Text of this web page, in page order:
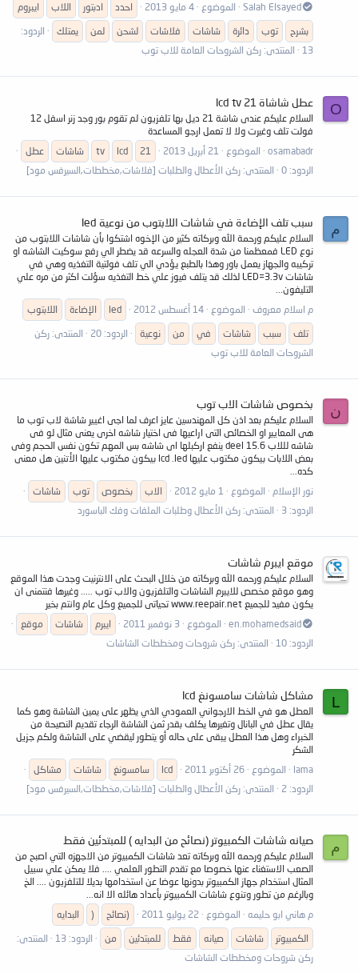
Salah Elsayed
الموضوع 4 مايو 2013 احدد ادبتور اللاب
ايبروم
بشرح
توب دائرة شاشات فلاشات لشحن لمن يمتلك
الردود:
13
المنتدى: ركن الشروحات العامة للاب توب
O عطل شاشاة 21 lcd tv
السلام عليكم عندى شاشة 21 ديل بها تلفزيون لم تقوم بور وجد زنر اسفل 12
فولت تلف وغيرت ولا لا تعمل ارجو المساعدة
osamabadr
الموضوع 21 أبريل 2013 21
lcd
tv شاشات
عطل
الردود: 0
المنتدى: ركن الأعطال والطلبات [فلاشات,مخططات,السيرفس مود]
م سبب تلف الإضاءة في شاشات اللابتوب من نوعية led
السلام عليكم ورحمة الله وبركاته كثير من الإخوه اشتكوا بأن شاشات اللابتوب من
نوع LED فمعظمنا من شدة العجله والسرعه قد يضطر الي رفع سوكيت الشاشه او
تركيبه والجهاز يعمل باور وهذا بالطبع يؤدي الي تلف فولتية التغذيه وهي في
شاشات LED=3.3v لذلك قد يتلف فيوز علي خط التغذيه سؤلت اكثر من مره علي
التليفون...
م اسلام معروف
الموضوع 14 أغسطس 2012 led الإضاءة
اللابتوب
تلف
سبب شاشات في من نوعية الردود: 20 المنتدى: ركن
الشروحات العامة للاب توب
ن بخصوص شاشات الاب توب
السلام عليكم بعد اذن كل المهندسين عايز اعرف لما اجى اغيير شاشة لاب توب ما
هى المعايير او الخصائص التى اراعيها فى اختيار شاشه اخرى يعنى مثال لو فى
شاشه لللاب deel 15.6 ينفع اركبلها اى شاشه بس المهم تكون نفس الحجم وفى
بعض اللابات بيكون مكتوب عليها lcd .led بيكون مكتوب عليها الأتنين هل معنى
كده...
نور الإسلام
الموضوع 1 مايو 2012 الاب بخصوص توب
شاشات
الردود: 3
المنتدى: ركن الأعطال وطلبات الملفات وفك الباسورد
موقع ايبرم شاشات
السلام عليكم ورحمه الله وبركاته من خلال البحث على الانترنيت وجدت هذا الموقع
وهو موقع مخصص للايبرم الشاشات والتلفزيون والاب توب ..... وغيرها فنتمنى ان
يكون مفيد للجميع www.reepair.net تحياتى للجميع وكل عام وانتم بخير
en.mohamedsaid
الموضوع 3 نوفمبر 2011 ايبرم شاشات
موقع
الردود: 10
المنتدى: ركن شروحات ومخططات الشاشات
L مشاكل شاشات سامسونغ lcd
العطل هو في الخط الارجواني العمودي الذي يظهر على يمين الشاشة وهو كما
يقال عطل في البانال وتغيرها يكلف بقدر ثمن الشاشة الرجاء تقديم النصيحة من
الخبراء وهل هذا العطل يبقى على حاله أو يتطور ليقضي على الشاشة ولكم جزيل
الشكر
lama
الموضوع 26 أكتوبر 2011 lcd سامسونغ شاشات
مشاكل
الردود: 2
المنتدى: ركن الأعطال والطلبات [فلاشات,مخططات,السيرفس مود]
م صيانه شاشات الكمبيوتر (نصائح من البدايه ) للمبتدئين فقط
السلام عليكم ورحمه الله وبركاته تعد شاشات الكمبيوتر من الاجهزه التي اصبح من
الصعب الاستغناء عنها خصوصا مع تقدم التطور العلمي .... فلا يمكن علي سبيل
المثال استخدام جهاز الكمبيوتر بدونها عوضا عن استخدامها بديلا للتلفزيون .... الخ
وبالرغم من تطور وتنوع شاشات الكمبيوتر بأعداد هائله الا انه...
م هاني ابو حليمه
الموضوع 22 يوليو 2011 (نصائح )
البدايه
الكمبيوتر
شاشات صيانه فقط للمبتدئين من الردود: 13
المنتدى:
ركن شروحات ومخططات الشاشات